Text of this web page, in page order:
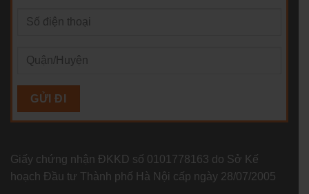
Giấy chứng nhận ĐKKD số 0101778163 do Sở Kế
hoạch Đầu tư Thành phố Hà Nội cấp ngày 28/07/2005